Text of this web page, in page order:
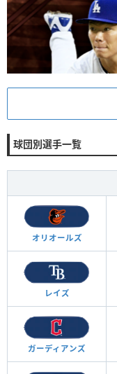
球団別選手一覧
オリオールズ
レイズ
ガーディアンズ